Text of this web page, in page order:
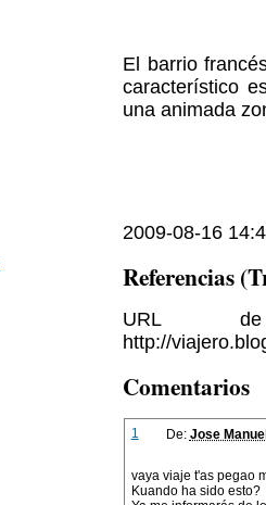
El barrio
característico
una animada
2009-08-16
Referencias
URL
http://
Comentarios
1 De: Jose
vaya viaje t'as pegao
Kuando ha sido esto?